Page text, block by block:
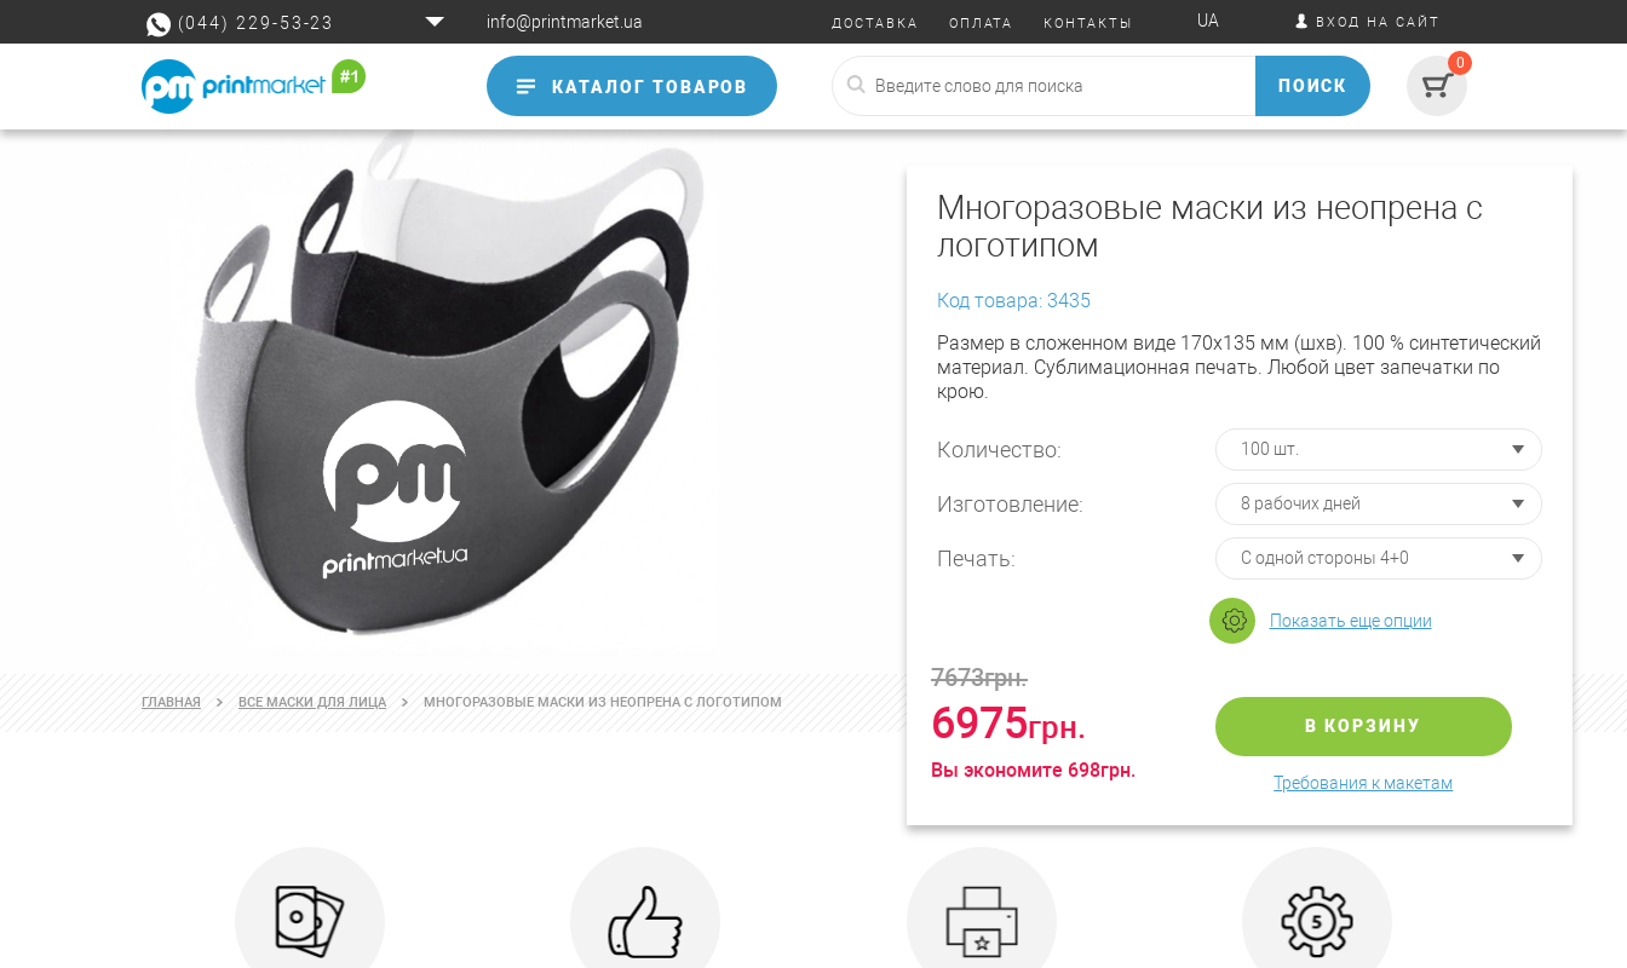
(044) 229-53-23 info@printmarket.ua ДОСТАВКА ОПЛАТА КОНТАКТЫ UA ВХОД НА САЙТ
КАТАЛОГ ТОВАРОВ ПОИСК
0
Многоразовые маски из неопрена с
логотипом
Код товара: 3435
Размер в сложенном виде 170х135 мм (шхв). 100 % синтетический
материал. Сублимационная печать. Любой цвет запечатки по
крою.
Количество:
Изготовление:
Печать:
Показать еще опции
7673грн.
6975грн.
Вы экономите 698грн.
В КОРЗИНУ
Требования к макетам
ГЛАВНАЯ ВСЕ МАСКИ ДЛЯ ЛИЦА МНОГОРАЗОВЫЕ МАСКИ ИЗ НЕОПРЕНА С ЛОГОТИПОМ